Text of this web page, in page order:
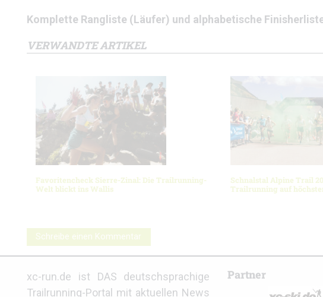
Komplette Rangliste (Läufer) und alphabetische
VERWANDTE ARTIKEL
Favoritencheck Sierre-Zinal: Die Trailrunning-
Welt blickt ins Wallis
Schnalstal Alpine Trail
Trailrunning auf
Schreibe einen Kommentar
xc-run.de ist DAS deutschsprachige
Trailrunning-Portal mit aktuellen News
Partner